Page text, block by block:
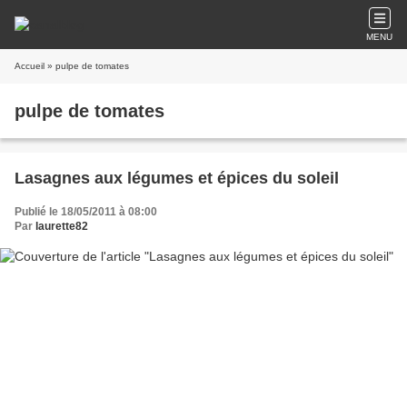
MENU
Accueil » pulpe de tomates
pulpe de tomates
Lasagnes aux légumes et épices du soleil
Publié le 18/05/2011 à 08:00
Par laurette82